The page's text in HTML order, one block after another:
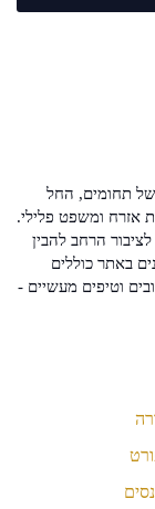
של תחומים, החל
אזרח ומשפט פלילי.
הרחב להבין
באתר כוללים
וטיפים מעשיים -